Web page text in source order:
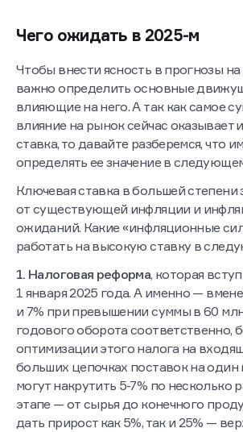
Чего ожидать в 2025-м
Чтобы внести ясность в прогнозы
важно определить основные
влияющие на него. А так как самое
влияние на рынок сейчас оказывает
ставка, то давайте разберемся, что
определять ее значение в
Ключевая ставка в большей степени
от существующей инфляции и
ожиданий. Какие «инфляционные
работать на высокую ставку в
1. Налоговая реформа, которая
1 января 2025 года. А именно —
и 7% при превышении суммы в 60
годового оборота соответственно,
оптимизации этого налога на
больших цепочках поставок на один
могут накрутить 5-7% по несколько
этапе — от сырья до конечного
дать прирост как 5%, так и 25% —